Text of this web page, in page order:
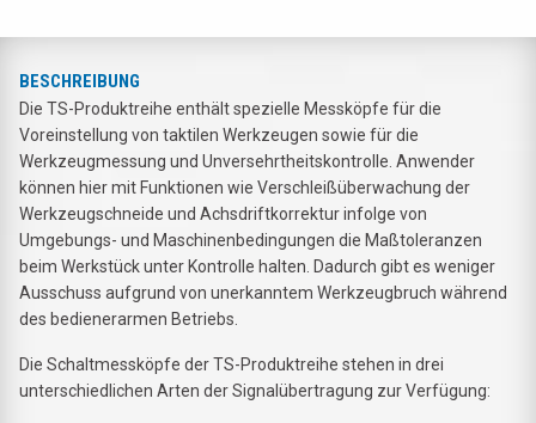
BESCHREIBUNG
Die TS-Produktreihe enthält spezielle Messköpfe für die
Voreinstellung von taktilen Werkzeugen sowie für die
Werkzeugmessung und Unversehrtheitskontrolle. Anwender
können hier mit Funktionen wie Verschleißüberwachung der
Werkzeugschneide und Achsdriftkorrektur infolge von
Umgebungs- und Maschinenbedingungen die Maßtoleranzen
beim Werkstück unter Kontrolle halten. Dadurch gibt es weniger
Ausschuss aufgrund von unerkanntem Werkzeugbruch während
des bedienerarmen Betriebs.
Die Schaltmessköpfe der TS-Produktreihe stehen in drei
unterschiedlichen Arten der Signalübertragung zur Verfügung: